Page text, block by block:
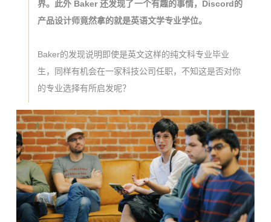
界。此外 Baker 还发现了一个有趣的事情，Discord的
产品设计师竟然拿的就是英语文学专业学位。
Baker的发现说明即使是英文这样的纯文科专业毕业
生，同样有机会在一家科技公司任职，不知这是否对你
的专业选择有所启发呢？